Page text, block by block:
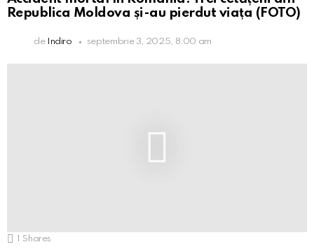
Republica Moldova și-au pierdut viața (FOTO)
de Indiro septembrie 3, 2025, 8:00 am
Shares